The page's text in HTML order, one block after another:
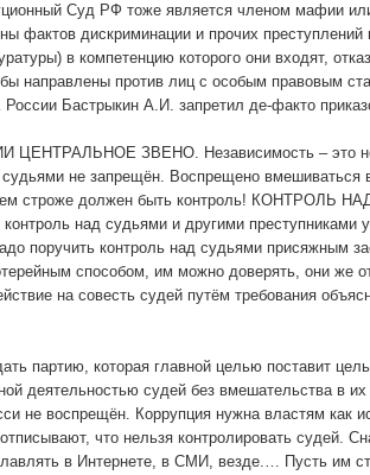
Суд РФ тоже является членом мафии
фактов дискриминации и прочих преступлений
в компетенцию которого они входят,
направлены против лиц с особым правовым
России Бастрыкин А.И. запретил де-факто
ЗВЕНО. Независимость – это не
не запрещён. Воспрещено
тем строже должен быть контроль!
над судьями и другими преступниками
поручить контроль над судьями присяжным
способом, им можно доверять, они же
на совесть судей путём требования
партию, которая главной целью поставит
деятельностью судей без вмешательства в их
не воспрещён. Коррупция нужна властям как
что нельзя контролировать судей.
в Интернете, в СМИ, везде.… Пусть им